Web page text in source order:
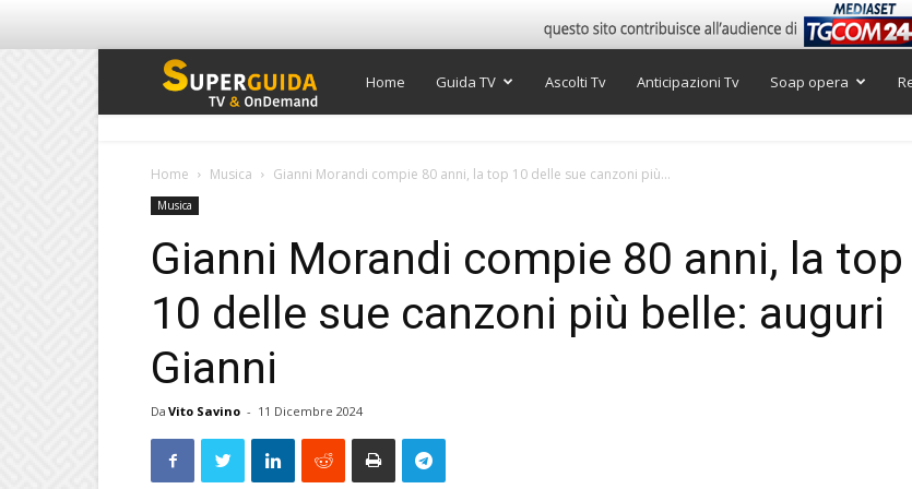
Super
Home Guida TV Ascolti Tv Anticipazioni Tv Soap opera
Home Musica Gianni Morandi compie 80 anni, la top 10 delle sue canzoni più...
Musica
Gianni Morandi compie 80 anni, la top
10 delle sue canzoni più belle: auguri
Gianni
Da Vito Savino - 11 Dicembre 2024